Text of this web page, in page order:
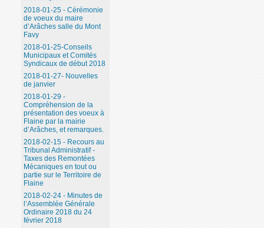
2018-01-25 - Cérémonie
de voeux du maire
d’Arâches salle du Mont
Favy
2018-01-25-Conseils
Municipaux et Comités
Syndicaux de début 2018
2018-01-27- Nouvelles
de janvier
2018-01-29 -
Compréhension de la
présentation des voeux à
Flaine par la mairie
d’Arâches, et remarques.
2018-02-15 - Recours au
Tribunal Administratif -
Taxes des Remontées
Mécaniques en tout ou
partie sur le Territoire de
Flaine
2018-02-24 - Minutes de
l’Assemblée Générale
Ordinaire 2018 du 24
février 2018